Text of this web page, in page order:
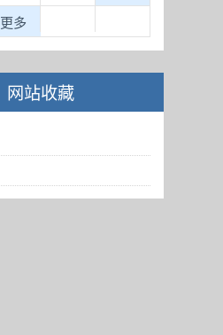
更多
网站收藏